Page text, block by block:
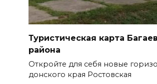
Туристическая карта
района
Откройте для себя новые
донского края Ростовская